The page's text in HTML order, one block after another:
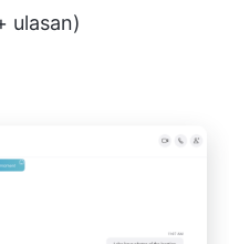
ulasan)